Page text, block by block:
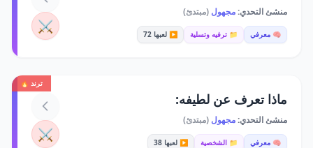
منشئ التحدي:مجهول (مبتدئ)
🧠 معرفي 📁 ترفيه وتسلية ▶️ لعبها 72 ⚔️
ترند 🔥
ماذا تعرف عن لطيفه:
منشئ التحدي:مجهول (مبتدئ)
🧠 معرفي 📁 الشخصية ▶️ لعبها 38 ⚔️